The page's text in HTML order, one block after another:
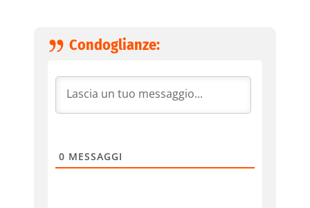
Condoglianze:
0 MESSAGGI